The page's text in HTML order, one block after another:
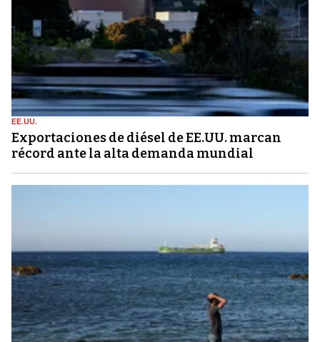
EE.UU.
Exportaciones de diésel de EE.UU. marcan
récord ante la alta demanda mundial